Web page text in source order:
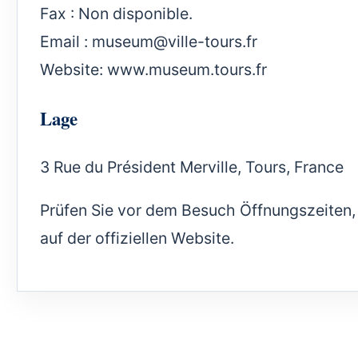
Fax : Non disponible.
Email : museum@ville-tours.fr
Website: www.museum.tours.fr
Lage
3 Rue du Président Merville, Tours, France
Prüfen Sie vor dem Besuch
auf der offiziellen Website.